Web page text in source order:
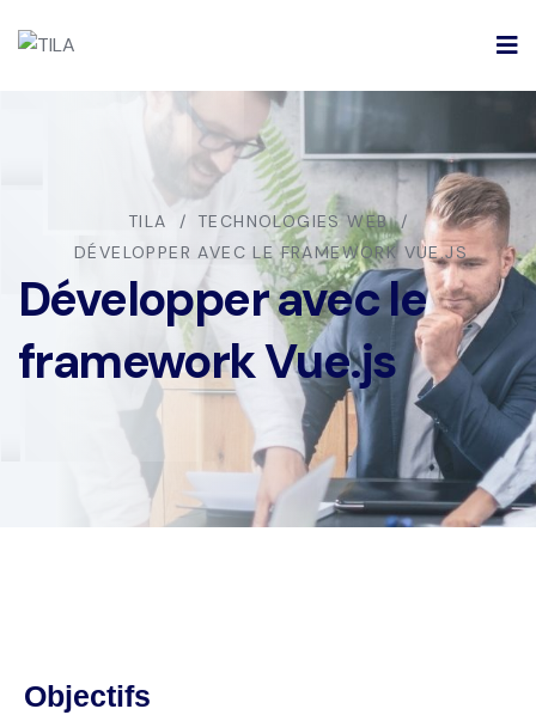
TILA
TECHNOLOGIES WEB
DÉVELOPPER AVEC LE FRAMEWORK VUE.JS
Développer avec le
framework Vue.js
Objectifs